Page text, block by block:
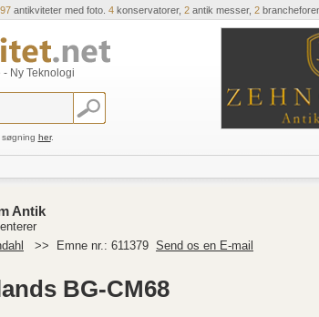
antikviteter med foto. 4 konservatorer, 2 antik messer, 2
- Ny Teknologi
her.
Antik
>> Emne nr.: 611379 Send os en E-mail
BG-CM68